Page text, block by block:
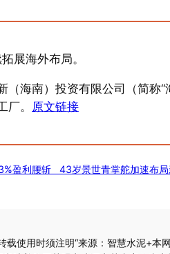
展海外布局。
海南）投资有限公司（简称“
。 原文链接
盈利腰斩 43岁景世青掌舵加速布局
载使用时须注明“来源：智慧水泥+本